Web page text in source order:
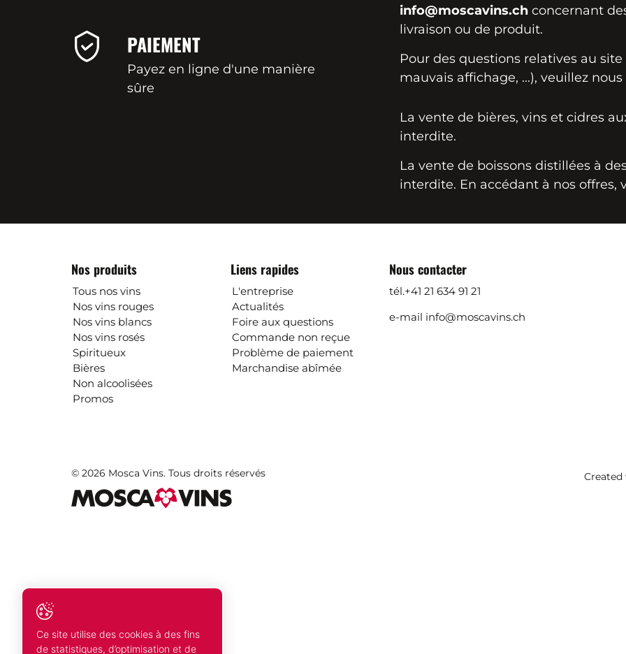
PAIEMENT
Payez en ligne d'une manière
sûre
info@moscavins.ch concernant
livraison ou de produit.
Pour des questions relatives au
mauvais affichage, ...), veuillez
La vente de bières, vins et cidres
interdite.
La vente de boissons distillées à
interdite. En accédant à nos offres,
Nos produits
Tous nos vins
Nos vins rouges
Nos vins blancs
Nos vins rosés
Spiritueux
Bières
Non alcoolisées
Promos
Liens rapides
L'entreprise
Actualités
Foire aux questions
Commande non reçue
Problème de paiement
Marchandise abîmée
Nous contacter
tél.+41 21 634 91 21
e-mail info@moscavins.ch
© 2026 Mosca Vins. Tous droits réservés
Ce site utilise des cookies à des fins
de statistiques, d’optimisation et de